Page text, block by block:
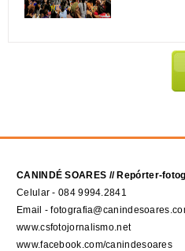
CANINDÉ SOARES // Repórter-
Celular - 084 9994.2841
Email -
www.csfotojornalismo.net
www.facebook.com/canindesoares